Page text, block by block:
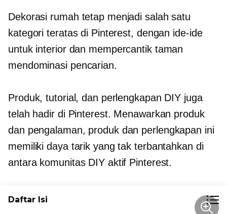
Dekorasi rumah tetap menjadi salah satu
kategori teratas di Pinterest, dengan ide-ide
untuk interior dan mempercantik taman
mendominasi pencarian.
Produk, tutorial, dan perlengkapan DIY juga
telah hadir di Pinterest. Menawarkan produk
dan pengalaman, produk dan perlengkapan ini
memiliki daya tarik yang tak terbantahkan di
antara komunitas DIY aktif Pinterest.
Daftar Isi